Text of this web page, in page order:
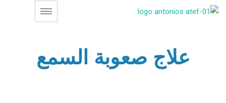
علاج صعوبة السمع